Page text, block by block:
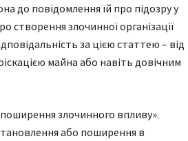
до повідомлення їй про підозру у
створення злочинної організації
за цією статтею – від
майна або навіть довічним
злочинного впливу».
або поширення в